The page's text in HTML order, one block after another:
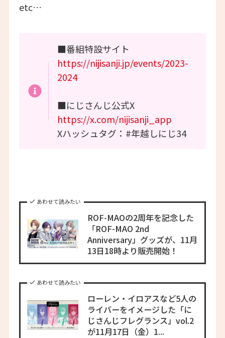
etc…
■番組特設サイト
https://nijisanji.jp/events/2023-
2024
■にじさんじ公式X
https://x.com/nijisanji_app
Xハッシュタグ：#年越しにじ34
あわせて読みたい
ROF-MAOの2周年を記念した
「ROF-MAO 2nd
Anniversary」グッズが、11月
13日18時より販売開始！
あわせて読みたい
ローレン・イロアスなど5人の
ライバーをイメージした「に
じさんじフレグランス」vol.2
が11月17日（金）1...